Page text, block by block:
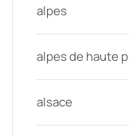
alpes
alpes de haute
alsace